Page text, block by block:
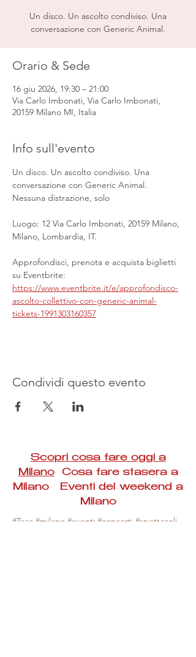
Un disco. Un ascolto condiviso. Una
conversazione con Generic Animal.
Orario & Sede
16 giu 2026, 19:30 – 21:00
Via Carlo Imbonati, Via Carlo Imbonati,
20159 Milano MI, Italia
Info sull'evento
Un disco. Un ascolto condiviso. Una
conversazione con Generic Animal.
Nessuna distrazione, solo
Luogo: 12 Via Carlo Imbonati, 20159 Milano,
Milano, Lombardia, IT.
Approfondisci, prenota e acquista biglietti
su Eventbrite:
https://www.eventbrite.it/e/approfondisco-
ascolto-collettivo-con-generic-animal-
tickets-1991303160357
Condividi questo evento
Scopri cosa fare oggi a
MilanoCosa fare stasera a
Milano Eventi del weekend a
Milano
#Taac #milano #eventi #concerti #spettacoli